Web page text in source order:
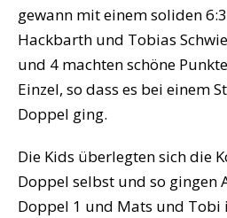
gewann mit einem soliden
Hackbarth und Tobias
und 4 machten schöne
Einzel, so dass es bei einem
Doppel ging.
Die Kids überlegten sich die
Doppel selbst und so gingen
Doppel 1 und Mats und Tobi